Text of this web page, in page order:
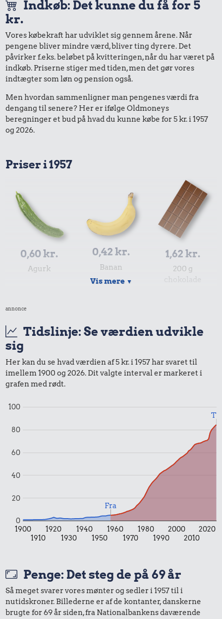
Indkøb: Det kunne du få for 5
kr.
Vores købekraft har udviklet sig gennem årene. Når
pengene bliver mindre værd, bliver ting dyrere. Det
påvirker f.eks. beløbet på kvitteringen, når du har været på
indkøb. Priserne stiger med tiden, men det gør vores
indtægter som løn og pension også.
Men hvordan sammenligner man pengenes værdi fra
dengang til senere? Her er ifølge Oldmoneys
beregninger et bud på hvad du kunne købe for 5 kr. i 1957
og 2026.
Priser i 1957
0,60 kr.
Agurk
0,42 kr.
Banan
1,62 kr.
200 g
2,10 kr.
1/2 kg hakket
oksekød
0,06 kr.
Tyggegummi
Priser i 2026
0,99 kr.
0,99 kr.
Samlet pris i 2026
Vis mere ▼
annonce
Tidslinje: Se værdien udvikle
sig
Her kan du se hvad værdien af 5 kr. i 1957 har svaret til
imellem 1900 og 2026. Dit valgte interval er markeret i
grafen med rødt.
1900
1910
1920
1930
1940
1950
1960
1970
1980
1990
2000
2010
2020
0
20
40
60
80
100
Fra
Til
Penge: Det steg de på 69 år
Så meget svarer vores mønter og sedler i 1957 til i
nutidskroner. Billederne er af de kontanter, danskerne
brugte for 69 år siden, fra Nationalbankens daværende